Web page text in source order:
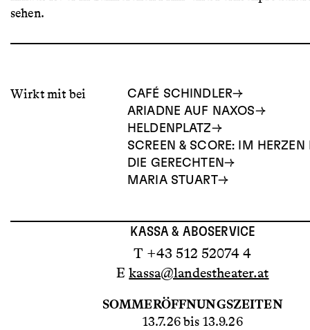
sehen.
Wirkt mit bei
CAFÉ SCHINDLER
ARIADNE AUF NAXOS
HELDENPLATZ
SCREEN & SCORE: IM HERZEN
DIE GERECHTEN
MARIA STUART
KASSA & ABOSERVICE
T +43 512 52074 4
Ekassa@landestheater.at
SOMMERÖFFNUNGSZEITEN
13.7.26 bis 13.9.26